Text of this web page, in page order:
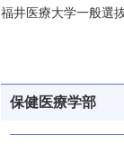
福井医療大学一般選
保健医療学部